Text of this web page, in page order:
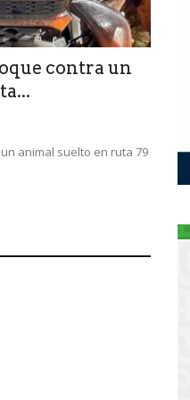
contra un
animal suelto en ruta 79